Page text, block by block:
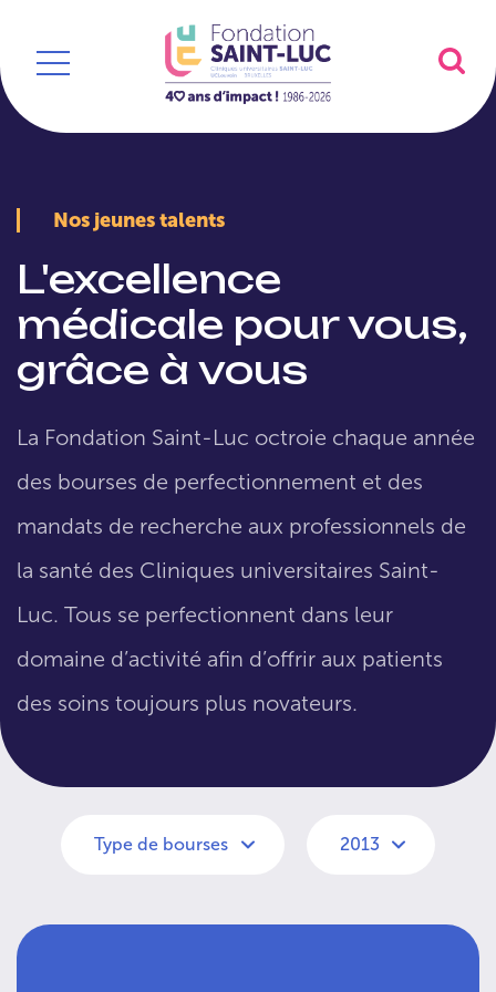
Nos jeunes talents
L'excellence
médicale pour vous,
grâce à vous
La Fondation Saint-Luc octroie chaque année
des bourses de perfectionnement et des
mandats de recherche aux professionnels de
la santé des Cliniques universitaires Saint-
Luc. Tous se perfectionnent dans leur
domaine d’activité afin d’offrir aux patients
des soins toujours plus novateurs.
Type de bourses 2013